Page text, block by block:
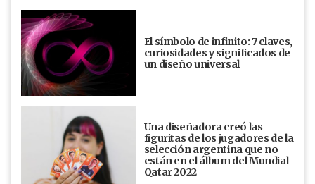
El símbolo de infinito: 7 claves,
curiosidades y significados de
un diseño universal
Una diseñadora creó las
figuritas de los jugadores de la
selección argentina que no
están en el álbum del Mundial
Qatar 2022